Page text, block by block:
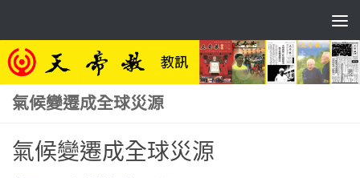
氣候變遷成全球災源
氣候變遷成全球災源